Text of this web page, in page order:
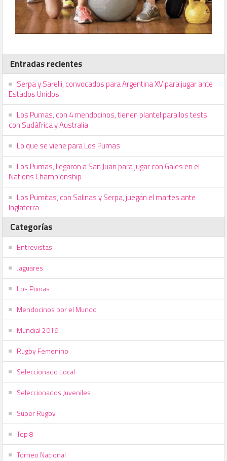
Entradas recientes
Serpa y Sarelli, convocados para Argentina XV para jugar ante
Estados Unidos
Los Pumas, con 4 mendocinos, tienen plantel para los tests
con Sudáfrica y Australia
Lo que se viene para Los Pumas
Los Pumas, llegaron a San Juan para jugar con Gales en el
Nations Championship
Los Pumitas, con Salinas y Serpa, juegan el martes ante
Inglaterra
Categorías
Entrevistas
Jaguares
Los Pumas
Mendocinos por el Mundo
Mundial 2019
Rugby Femenino
Seleccionado Local
Seleccionados Juveniles
Super Rugby
Top 8
Torneo Nacional